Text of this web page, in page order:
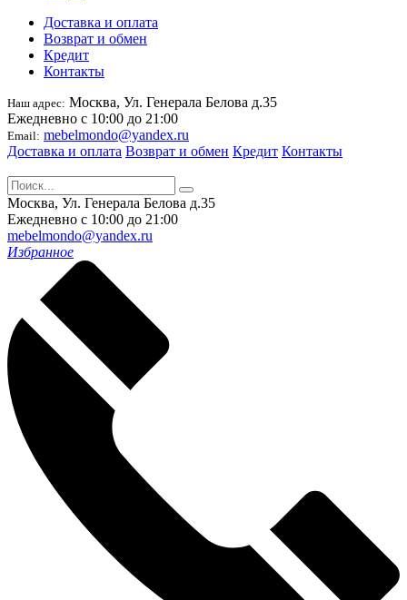
Доставка и оплата
Возврат и обмен
Кредит
Контакты
Наш адрес: Москва, Ул. Генерала Белова д.35
Ежедневно с 10:00 до 21:00
Email: mebelmondo@yandex.ru
Доставка и оплата Возврат и обмен Кредит Контакты
Москва, Ул. Генерала Белова д.35
Ежедневно с 10:00 до 21:00
mebelmondo@yandex.ru
Избранное